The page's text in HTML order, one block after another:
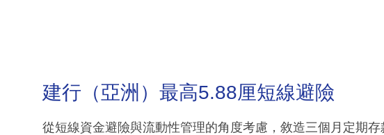
建行（亞洲）最高5.88厘短線避險
從短線資金避險與流動性管理的角度考慮，敘造三個月定期